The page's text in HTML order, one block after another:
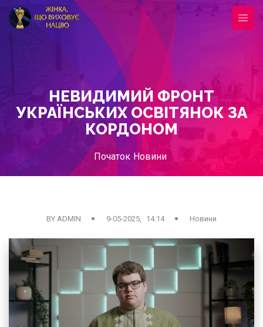
НЕВИДИМИЙ ФРОНТ
УКРАЇНСЬКИХ ОСВІТЯНОК ЗА
КОРДОНОМ
Початок Новини
BY ADMIN 9-05-2025, 14:14 Новини